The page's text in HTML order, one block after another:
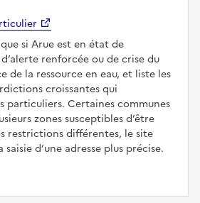
si Arue est en état de
renforcée ou de crise du
de la ressource en eau, et liste les
croissantes qui
particuliers. Certaines communes
zones susceptibles d’être
restrictions différentes, le site
d’une adresse plus précise.